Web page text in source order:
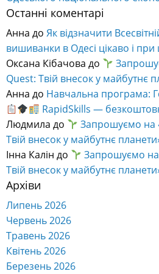
Останні коментарі
Анна до Як відзначити
вишиванки в Одесі цікаво і
Оксана Кібачова до
Quest: Твій внесок у майбутнє
Анна до Навчальна програма:
RapidSkills —
Людмила до
Запрошуємо на
Твій внесок у майбутнє
Інна Калін до
Запрошуємо
Твій внесок у майбутнє
Архіви
Липень 2026
Червень 2026
Травень 2026
Квітень 2026
Березень 2026